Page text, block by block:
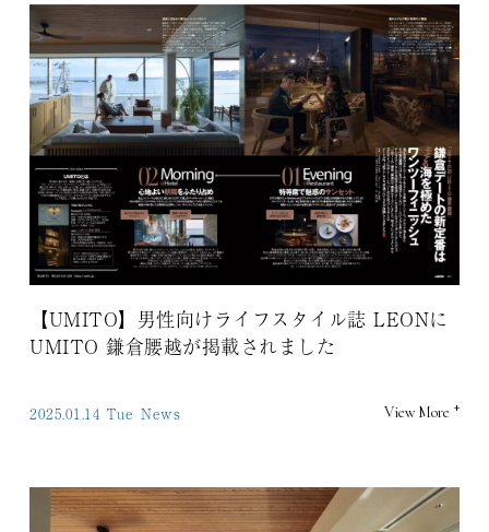
【UMITO】男性向けライフスタイル誌 LEONに
UMITO 鎌倉腰越が掲載されました
2025.01.14 Tue News View More +